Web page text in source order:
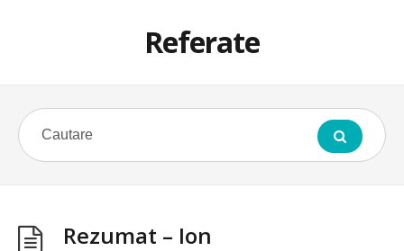
Referate
Rezumat – Ion